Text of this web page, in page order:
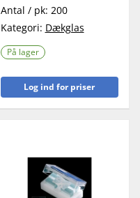
Antal / pk: 200
Kategori: Dækglas
På lager
Log ind for priser